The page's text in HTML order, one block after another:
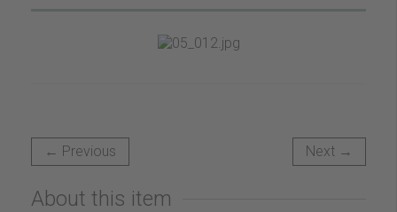
← Previous Next →
About this item